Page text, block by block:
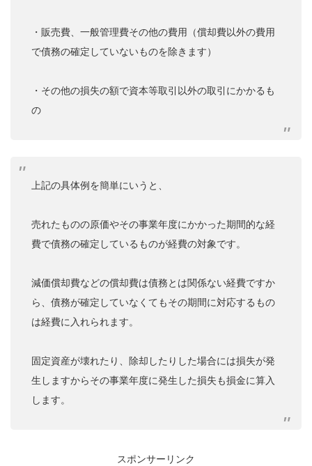
・販売費、一般管理費その他の費用（償却費以外の費用
で債務の確定していないものを除きます）
・その他の損失の額で資本等取引以外の取引にかかるも
の
上記の具体例を簡単にいうと、
売れたものの原価やその事業年度にかかった期間的な経
費で債務の確定しているものが経費の対象です。
減価償却費などの償却費は債務とは関係ない経費ですか
ら、債務が確定していなくてもその期間に対応するもの
は経費に入れられます。
固定資産が壊れたり、除却したりした場合には損失が発
生しますからその事業年度に発生した損失も損金に算入
します。
スポンサーリンク